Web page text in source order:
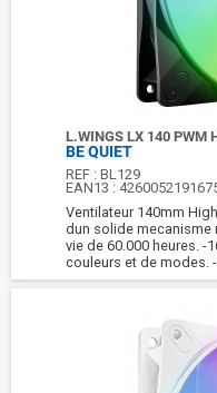
L.WINGS LX 140 PWM
BE QUIET
REF :BL129
EAN13 :
Ventilateur 140mm
dun solide mecanisme
vie de 60.000 heures. -
couleurs et de modes.